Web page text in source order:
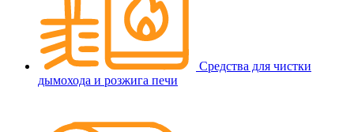
Средства для чистки
дымохода и розжига печи